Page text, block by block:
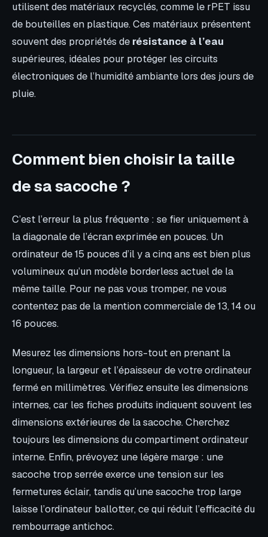
utilisent des matériaux recyclés, comme le rPET issu
de bouteilles en plastique. Ces matériaux présentent
souvent des propriétés de résistance à l’eau
supérieures, idéales pour protéger les circuits
électroniques de l’humidité ambiante lors des jours de
pluie.
Comment bien choisir la taille
de sa sacoche ?
C’est l’erreur la plus fréquente : se fier uniquement à
la diagonale de l’écran exprimée en pouces. Un
ordinateur de 15 pouces d’il y a cinq ans est bien plus
volumineux qu’un modèle borderless actuel de la
même taille. Pour ne pas vous tromper, ne vous
contentez pas de la mention commerciale de 13, 14 ou
16 pouces.
Mesurez les dimensions hors-tout en prenant la
longueur, la largeur et l’épaisseur de votre ordinateur
fermé en millimètres. Vérifiez ensuite les dimensions
internes, car les fiches produits indiquent souvent les
dimensions extérieures de la sacoche. Cherchez
toujours les dimensions du compartiment ordinateur
interne. Enfin, prévoyez une légère marge : une
sacoche trop serrée exerce une tension sur les
fermetures éclair, tandis qu’une sacoche trop large
laisse l’ordinateur ballotter, ce qui réduit l’efficacité du
rembourrage antichoc.